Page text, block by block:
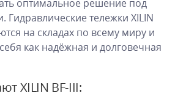
оптимальное решение под
Гидравлические тележки XILIN
на складах по всему миру и
как надёжная и долговечная
XILIN BF-III: